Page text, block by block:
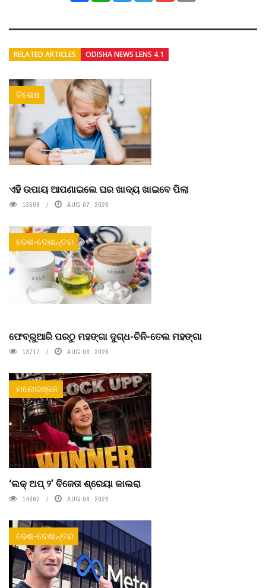
RELATED ARTICLES ODISHA NEWS LENS 4.1
ବିଶେଷ
ଏହି ଉପାୟ ଆପଣାଇଲେ ଘର ଖାଦ୍ୟ ଖାଇବେ ପିଲା
13598 AUG 07, 2026
ଦେଶ-ଦେଶାନ୍ତର
ଫେବ୍ରୁଆରି ପରଠୁ ମହଙ୍ଗା ଦୁଗ୍ଧ-ଚିନି-ତେଲ ମହଙ୍ଗା
13717 AUG 06, 2026
ମନୋରଞ୍ଜନ
‘ଲକ୍ ଅପ୍ ୨’ ବିଜେତା ଶ୍ରେୟା କାଲରା
14692 AUG 06, 2026
ଦେଶ-ଦେଶାନ୍ତର